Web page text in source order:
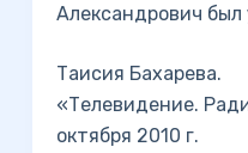
Александрович
Таисия Бахарева.
«Телевидение.
октября 2010 г.